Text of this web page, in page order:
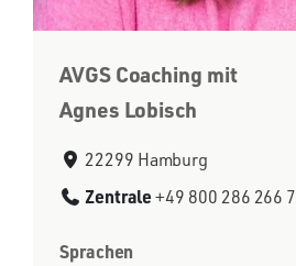
AVGS Coaching mit
Agnes Lobisch
22299 Hamburg
Zentrale +49 800 286 266 7
Sprachen